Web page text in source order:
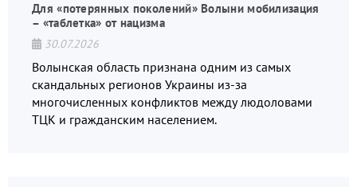
Для «потерянных поколений» Волыни мобилизация
– «таблетка» от нацизма
30.07.2026
Волынская область признана одним из самых
скандальных регионов Украины из-за
многочисленных конфликтов между людоловами
ТЦК и гражданским населением.